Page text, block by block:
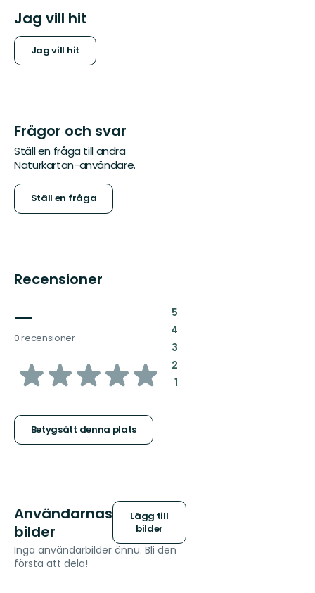
Jag vill hit
Jag vill hit
Frågor och svar
Ställ en fråga till andra
Naturkartan-användare.
Ställ en fråga
Recensioner
—
0 recensioner
av
stjärnor
Betygsätt denna plats
5:
4:
3:
2:
1:
Användarnas
bilder
Lägg till
bilder
Inga användarbilder ännu. Bli den
första att dela!